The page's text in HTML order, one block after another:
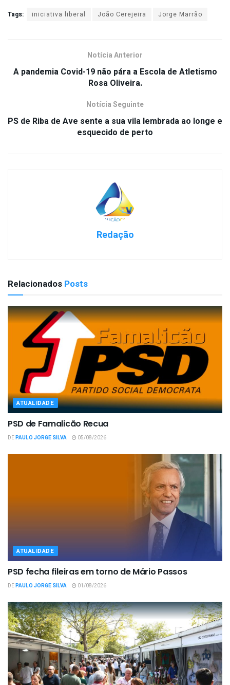
Tags: iniciativa liberal João Cerejeira Jorge Marrão
Notícia Anterior
A pandemia Covid-19 não pára a Escola de Atletismo
Rosa Oliveira.
Notícia Seguinte
PS de Riba de Ave sente a sua vila lembrada ao longe e
esquecido de perto
Redação
Relacionados Posts
ATUALIDADE
PSD de Famalicão Recua
DEPAULO JORGE SILVA 05/08/2026
ATUALIDADE
PSD fecha fileiras em torno de Mário Passos
DEPAULO JORGE SILVA 01/08/2026